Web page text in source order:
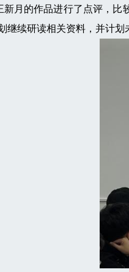
月的作品进行了点评，比
继续研读相关资料，并计